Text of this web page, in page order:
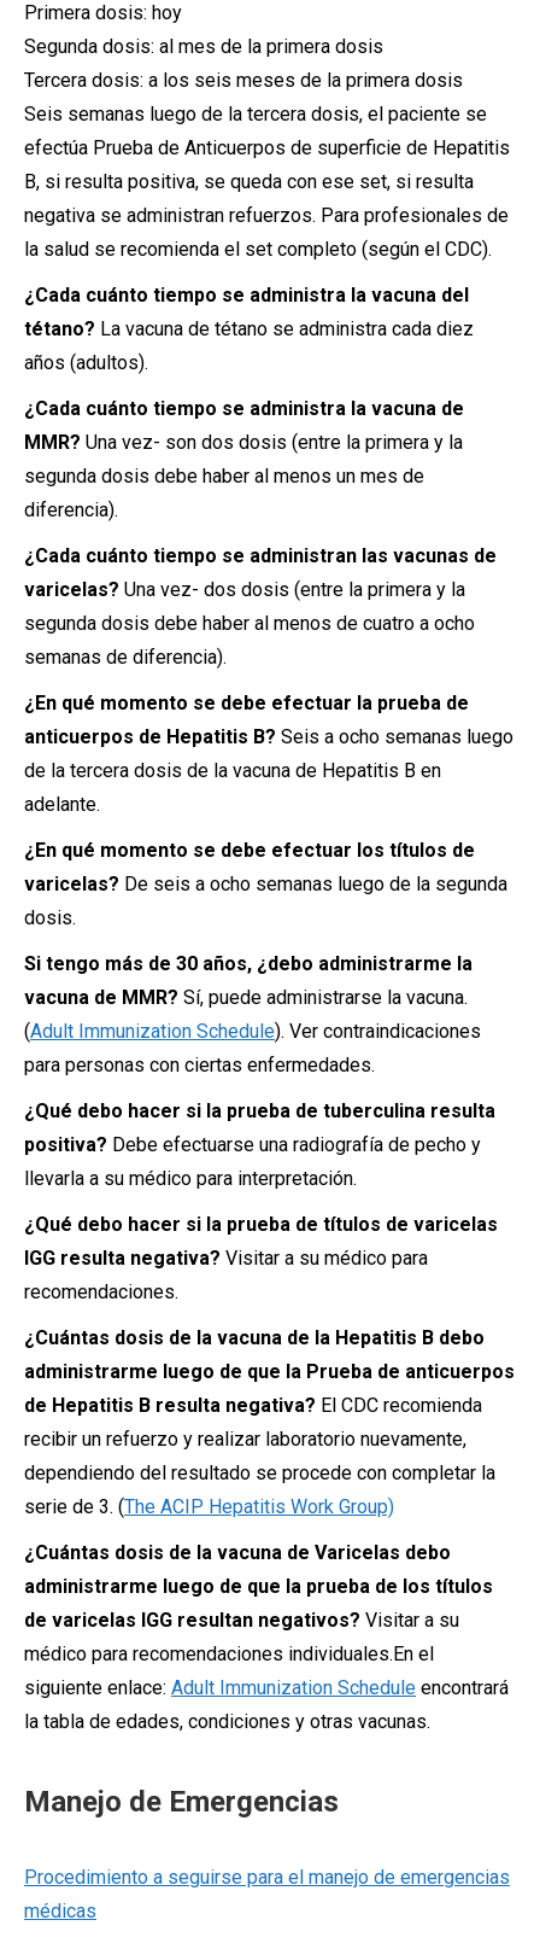
Primera dosis: hoy
Segunda dosis: al mes de la primera dosis
Tercera dosis: a los seis meses de la primera dosis
Seis semanas luego de la tercera dosis, el paciente se
efectúa Prueba de Anticuerpos de superficie de Hepatitis
B, si resulta positiva, se queda con ese set, si resulta
negativa se administran refuerzos. Para profesionales de
la salud se recomienda el set completo (según el CDC).
¿Cada cuánto tiempo se administra la vacuna del
tétano? La vacuna de tétano se administra cada diez
años (adultos).
¿Cada cuánto tiempo se administra la vacuna de
MMR? Una vez- son dos dosis (entre la primera y la
segunda dosis debe haber al menos un mes de
diferencia).
¿Cada cuánto tiempo se administran las vacunas de
varicelas? Una vez- dos dosis (entre la primera y la
segunda dosis debe haber al menos de cuatro a ocho
semanas de diferencia).
¿En qué momento se debe efectuar la prueba de
anticuerpos de Hepatitis B? Seis a ocho semanas luego
de la tercera dosis de la vacuna de Hepatitis B en
adelante.
¿En qué momento se debe efectuar los títulos de
varicelas? De seis a ocho semanas luego de la segunda
dosis.
Si tengo más de 30 años, ¿debo administrarme la
vacuna de MMR? Sí, puede administrarse la vacuna.
(Adult Immunization Schedule). Ver contraindicaciones
para personas con ciertas enfermedades.
¿Qué debo hacer si la prueba de tuberculina resulta
positiva? Debe efectuarse una radiografía de pecho y
llevarla a su médico para interpretación.
¿Qué debo hacer si la prueba de títulos de varicelas
IGG resulta negativa? Visitar a su médico para
recomendaciones.
¿Cuántas dosis de la vacuna de la Hepatitis B debo
administrarme luego de que la Prueba de anticuerpos
de Hepatitis B resulta negativa? El CDC recomienda
recibir un refuerzo y realizar laboratorio nuevamente,
dependiendo del resultado se procede con completar la
serie de 3. (The ACIP Hepatitis Work Group)
¿Cuántas dosis de la vacuna de Varicelas debo
administrarme luego de que la prueba de los títulos
de varicelas IGG resultan negativos? Visitar a su
médico para recomendaciones individuales.En el
siguiente enlace: Adult Immunization Schedule encontrará
la tabla de edades, condiciones y otras vacunas.
Manejo de Emergencias
Procedimiento a seguirse para el manejo de emergencias
médicas